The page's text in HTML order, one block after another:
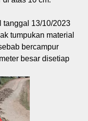
tanggal 13/10/2023
tumpukan material
bercampur
besar disetiap